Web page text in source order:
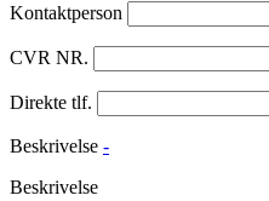
Kontaktperson
CVR NR.
Direkte tlf.
Beskrivelse -
Beskrivelse